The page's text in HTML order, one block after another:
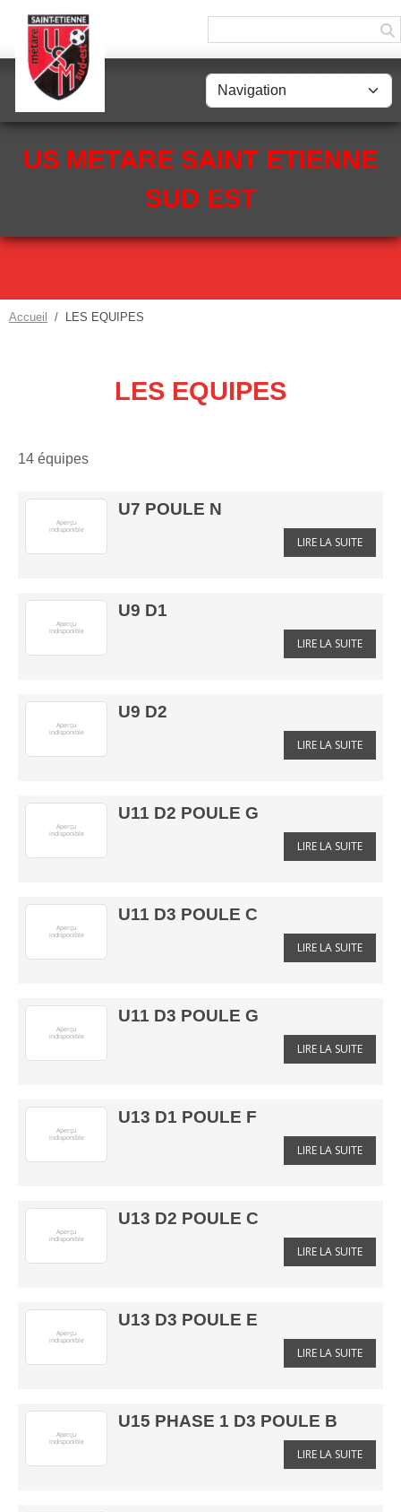
US METARE SAINT ETIENNE
SUD EST
Accueil LES EQUIPES
LES EQUIPES
14 équipes
U7 POULE N
LIRE LA SUITE
U9 D1
LIRE LA SUITE
U9 D2
LIRE LA SUITE
U11 D2 POULE G
LIRE LA SUITE
U11 D3 POULE C
LIRE LA SUITE
U11 D3 POULE G
LIRE LA SUITE
U13 D1 POULE F
LIRE LA SUITE
U13 D2 POULE C
LIRE LA SUITE
U13 D3 POULE E
LIRE LA SUITE
U15 PHASE 1 D3 POULE B
LIRE LA SUITE